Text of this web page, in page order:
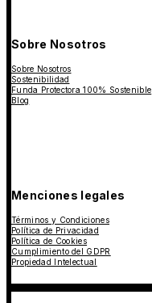
Sobre Nosotros
Sobre Nosotros
Sostenibilidad
Funda Protectora 100% Sostenible
Blog
Menciones legales
Términos y Condiciones
Política de Privacidad
Política de Cookies
Cumplimiento del GDPR
Propiedad Intelectual